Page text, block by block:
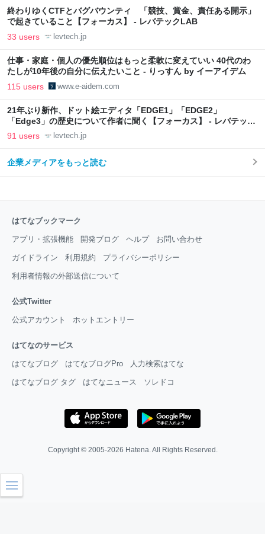
終わりゆくCTFとバグバウンティ 「競技、賞金、責任ある開示」
で起きていること【フォーカス】 - レバテックLAB
33 users levtech.jp
仕事・家庭・個人の優先順位はもっと柔軟に変えていい 40代のわ
たしが10年後の自分に伝えたいこと - りっすん by イーアイデム
115 users www.e-aidem.com
21年ぶり新作、ドット絵エディタ「EDGE1」「EDGE2」
「Edge3」の歴史について作者に聞く【フォーカス】 - レバテック
LAB
91 users levtech.jp
企業メディアをもっと読む
はてなブックマーク
アプリ・拡張機能 開発ブログ ヘルプ お問い合わせ
ガイドライン 利用規約 プライバシーポリシー
利用者情報の外部送信について
公式Twitter
公式アカウント ホットエントリー
はてなのサービス
はてなブログ はてなブログPro 人力検索はてな
はてなブログ タグ はてなニュース ソレドコ
Copyright © 2005-2026 Hatena. All Rights Reserved.